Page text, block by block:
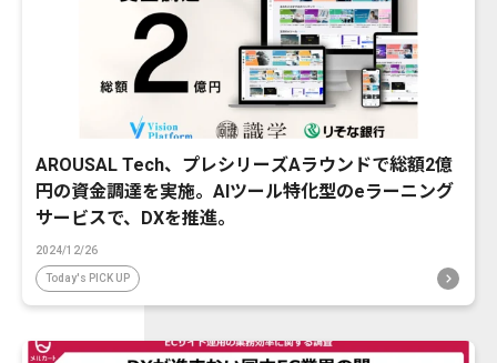
AROUSAL Tech、プレシリーズAラウンドで総額2億
円の資金調達を実施。AIツール特化型のeラーニング
サービスで、DXを推進。
2024/12/26
Today's PICK UP